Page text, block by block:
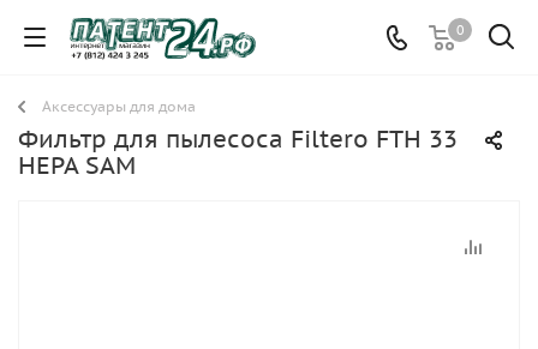
0
Аксессуары для дома
Фильтр для пылесоса Filtero FTH 33
HEPA SAM